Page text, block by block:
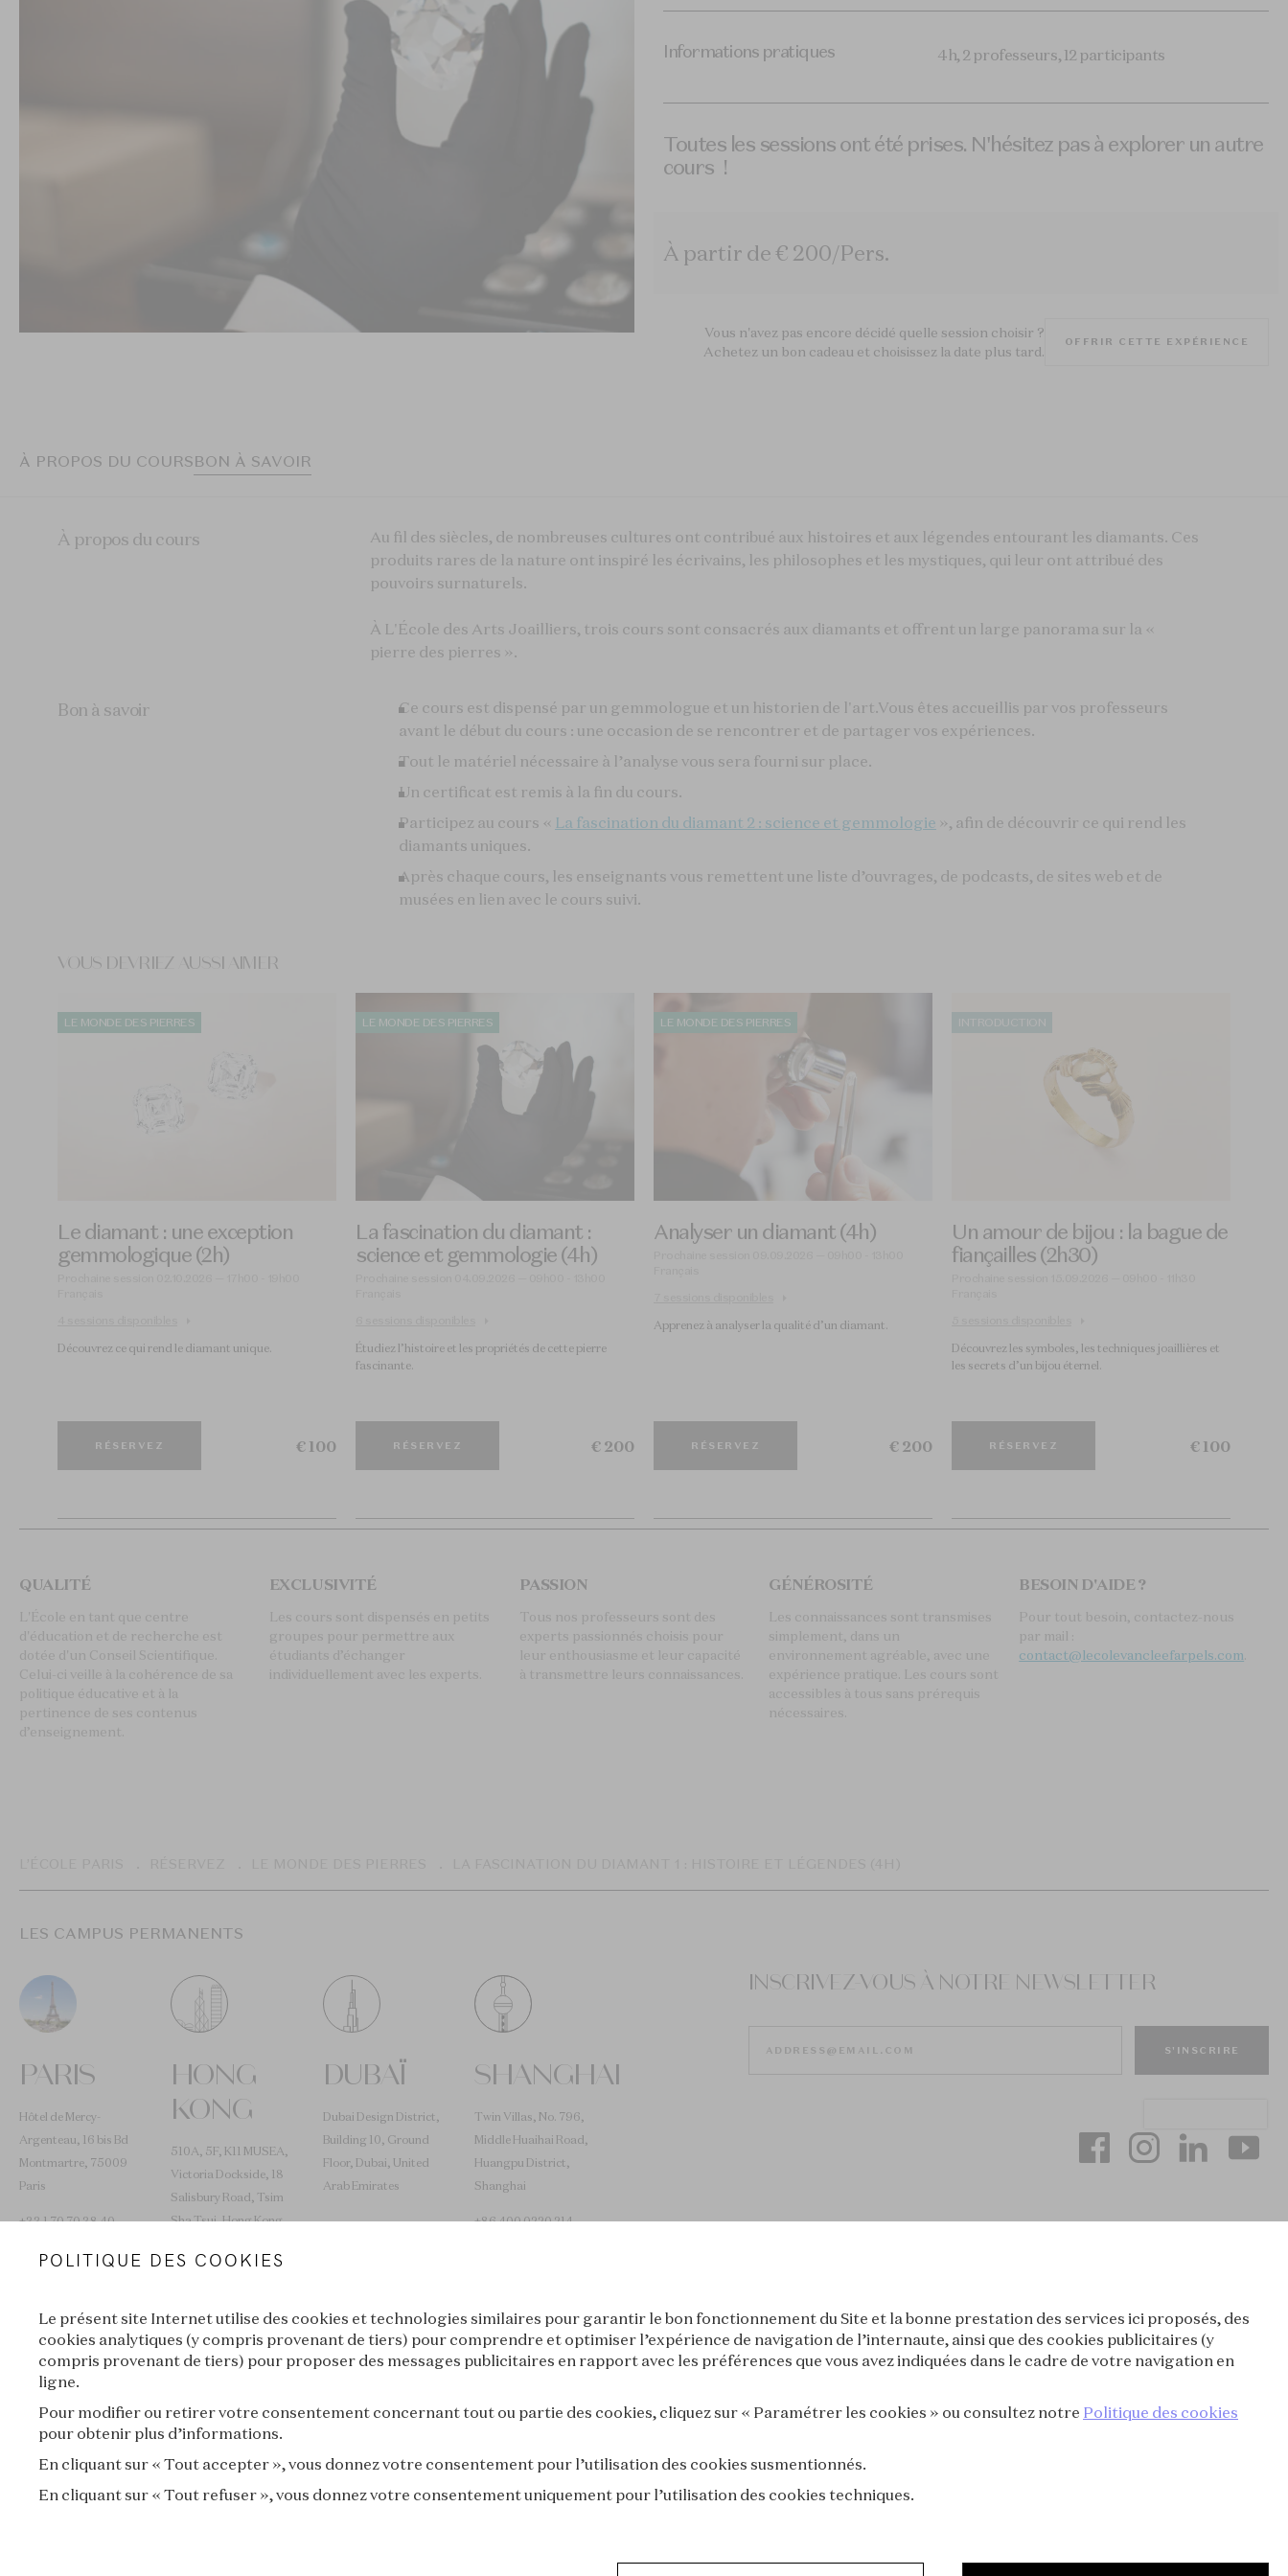
Informations pratiques 4h, 2 professeurs, 12 participants
Toutes les sessions ont été prises. N'hésitez pas à explorer un autre
cours !
À partir de € 200/Pers.
Vous n'avez pas encore décidé quelle session choisir ?
Achetez un bon cadeau et choisissez la date plus tard.
OFFRIR CETTE EXPÉRIENCE
À PROPOS DU COURSBON À SAVOIR
À propos du cours
Au fil des siècles, de nombreuses cultures ont contribué aux histoires et aux légendes entourant les diamants. Ces
produits rares de la nature ont inspiré les écrivains, les philosophes et les mystiques, qui leur ont attribué des
pouvoirs surnaturels.
À L'École des Arts Joailliers, trois cours sont consacrés aux diamants et offrent un large panorama sur la «
pierre des pierres ».
Bon à savoir
Ce cours est dispensé par un gemmologue et un historien de l'art.Vous êtes accueillis par vos professeurs
avant le début du cours : une occasion de se rencontrer et de partager vos expériences.
Tout le matériel nécessaire à l’analyse vous sera fourni sur place.
Un certificat est remis à la fin du cours.
Participez au cours « La fascination du diamant 2 : science et gemmologie », afin de découvrir ce qui rend les
diamants uniques.
Après chaque cours, les enseignants vous remettent une liste d’ouvrages, de podcasts, de sites web et de
musées en lien avec le cours suivi.
VOUS DEVRIEZ AUSSI AIMER
LE MONDE DES PIERRES
Le diamant : une exception
gemmologique (2h)
Découvrez ce qui rend le diamant unique.​
RÉSERVEZ € 100
LE MONDE DES PIERRES
La fascination du diamant :
science et gemmologie (4h)
Étudiez l’histoire et les propriétés de cette pierre
fascinante. ​
RÉSERVEZ € 200
LE MONDE DES PIERRES
Analyser un diamant (4h)
Apprenez à analyser la qualité d’un diamant.
RÉSERVEZ € 200
INTRODUCTION
Un amour de bijou : la bague de
fiançailles (2h30)
Découvrez les symboles, les techniques joaillières et
les secrets d’un bijou éternel.​
RÉSERVEZ € 100
QUALITÉ
L'École en tant que centre
d'éducation et de recherche est
dotée d'un Conseil Scientifique.
Celui-ci veille à la cohérence de sa
politique éducative et à la
pertinence de ses contenus
d’enseignement.
EXCLUSIVITÉ
Les cours sont dispensés en petits
groupes pour permettre aux
étudiants d’échanger
individuellement avec les experts.
PASSION
Tous nos professeurs sont des
experts passionnés choisis pour
leur enthousiasme et leur capacité
à transmettre leurs connaissances.
GÉNÉROSITÉ
Les connaissances sont transmises
simplement, dans un
environnement agréable, avec une
expérience pratique. Les cours sont
accessibles à tous sans prérequis
nécessaires.
BESOIN D'AIDE ?
Pour tout besoin, contactez-nous
par mail :
contact@lecolevancleefarpels.com
LES CAMPUS PERMANENTS
PARIS
Hôtel de Mercy-
Argenteau, 16 bis Bd
Montmartre, 75009
Paris
+33 1 70 70 38 40
HONG
KONG
510A, 5F, K11 MUSEA,
Victoria Dockside, 18
Salisbury Road, Tsim
Sha Tsui, Hong Kong
DUBAÏ
Dubai Design District,
Building 10, Ground
Floor, Dubai, United
Arab Emirates
SHANGHAI
Twin Villas, No. 796,
Middle Huaihai Road,
Huangpu District,
Shanghai
+86 400 0220 214
L’ÉCOLE VOYAGE
Lyon Tokyo Séoul
INSCRIVEZ-VOUS À NOTRE NEWSLETTER
S'INSCRIRE
POLITIQUE DES COOKIES
Le présent site Internet utilise des cookies et technologies similaires pour garantir le bon fonctionnement du Site et la bonne prestation des services ici proposés, des
cookies analytiques (y compris provenant de tiers) pour comprendre et optimiser l’expérience de navigation de l’internaute, ainsi que des cookies publicitaires (y
compris provenant de tiers) pour proposer des messages publicitaires en rapport avec les préférences que vous avez indiquées dans le cadre de votre navigation en
ligne.
Pour modifier ou retirer votre consentement concernant tout ou partie des cookies, cliquez sur « Paramétrer les cookies » ou consultez notre Politique des cookies
pour obtenir plus d’informations.
En cliquant sur « Tout accepter », vous donnez votre consentement pour l’utilisation des cookies susmentionnés.
En cliquant sur « Tout refuser », vous donnez votre consentement uniquement pour l’utilisation des cookies techniques.